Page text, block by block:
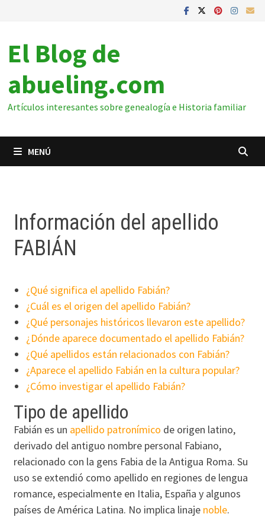
El Blog de
abueling.com
Artículos interesantes sobre genealogía e Historia familiar
MENÚ
Información del apellido
FABIÁN
¿Qué significa el apellido Fabián?
¿Cuál es el origen del apellido Fabián?
¿Qué personajes históricos llevaron este apellido?
¿Dónde aparece documentado el apellido Fabián?
¿Qué apellidos están relacionados con Fabián?
¿Aparece el apellido Fabián en la cultura popular?
¿Cómo investigar el apellido Fabián?
Tipo de apellido
Fabián es un apellido patronímico de origen latino,
derivado del antiguo nombre personal Fabiano,
relacionado con la gens Fabia de la Antigua Roma. Su
uso se extendió como apellido en regiones de lengua
romance, especialmente en Italia, España y algunos
países de América Latina. No implica linaje noble.